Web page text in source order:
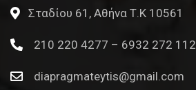
Σταδίου 61, Αθήνα Τ.Κ 10561
210 220 4277 – 6932 272 112
diapragmateytis@gmail.com